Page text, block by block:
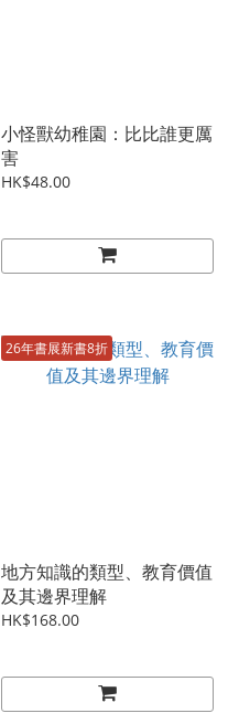
小怪獸幼稚園：比比誰更厲
害
HK$48.00
26年書展新書8折
地方知識的類型、教育價值
及其邊界理解
HK$168.00